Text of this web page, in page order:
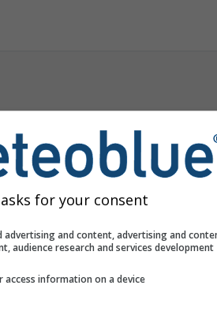
location
asks for your consent
advertising and content, advertising and
audience research and services development
access information on a device